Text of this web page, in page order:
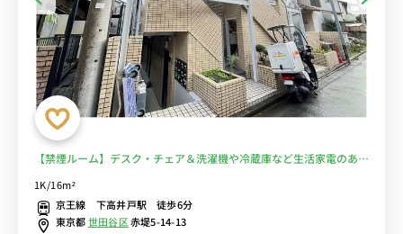
【禁煙ルーム】デスク・チェア＆洗濯機や冷蔵庫など生活家電のある
選べるWi-Fi格安レンタル中！
1K/16m²
京王線 下高井戸駅 徒歩6分
東京都世田谷区赤堤5-14-13